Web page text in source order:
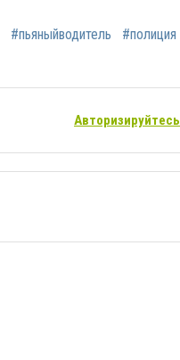
#пьяныйводитель #полиция
Авторизируйтесь